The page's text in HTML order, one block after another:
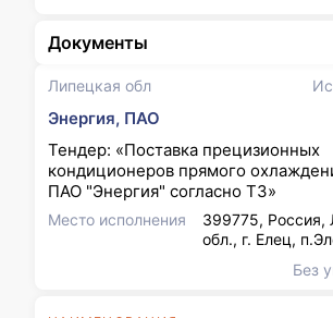
Липецкая обл
Энергия, ПАО
Тендер: «Поставка прецизионных
кондиционеров прямого
ПАО "Энергия" согласно ТЗ»
Место исполнения
399775, Россия,
обл., г. Елец,
Без
Документы